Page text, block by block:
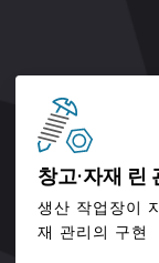
창고·자재 린
생산 작업장이
재 관리의 구현